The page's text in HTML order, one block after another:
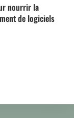
nourrir la
de logiciels